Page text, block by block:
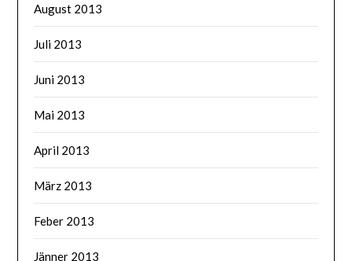
August 2013
Juli 2013
Juni 2013
Mai 2013
April 2013
März 2013
Feber 2013
Jänner 2013